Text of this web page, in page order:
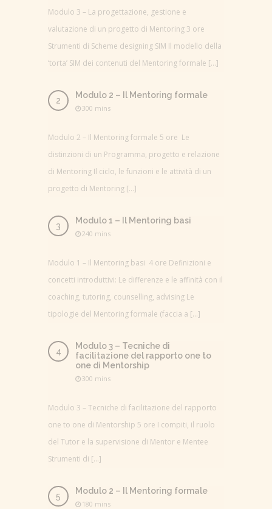
Modulo 3 – La progettazione, gestione e
valutazione di un progetto di Mentoring 3 ore
Strumenti di Scheme designing SIM Il modello della
‘torta’ SIM dei contenuti del Mentoring formale […]
Modulo 2 – Il Mentoring formale
300 mins
Modulo 2 – Il Mentoring formale 5 ore Le
distinzioni di un Programma, progetto e relazione
di Mentoring Il ciclo, le funzioni e le attività di un
progetto di Mentoring […]
Modulo 1 – Il Mentoring basi
240 mins
Modulo 1 – Il Mentoring basi 4 ore Definizioni e
concetti introduttivi: Le differenze e le affinità con il
coaching, tutoring, counselling, advising Le
tipologie del Mentoring formale (faccia a […]
Modulo 3 – Tecniche di
facilitazione del rapporto one to
one di Mentorship
300 mins
Modulo 3 – Tecniche di facilitazione del rapporto
one to one di Mentorship 5 ore I compiti, il ruolo
del Tutor e la supervisione di Mentor e Mentee
Strumenti di […]
Modulo 2 – Il Mentoring formale
180 mins